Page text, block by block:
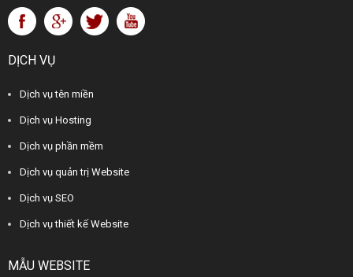
DỊCH VỤ
Dịch vụ tên miền
Dịch vụ Hosting
Dịch vụ phần mềm
Dịch vụ quản trị Website
Dịch vụ SEO
Dịch vụ thiết kế Website
MẪU WEBSITE